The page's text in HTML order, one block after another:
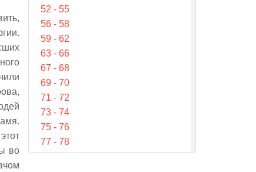
во
52 - 55
56 - 58
59 - 62
63 - 66
67 - 68
69 - 70
71 - 72
73 - 74
75 - 76
77 - 78